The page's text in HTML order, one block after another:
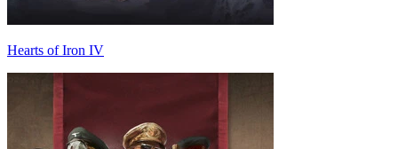
Hearts of Iron IV